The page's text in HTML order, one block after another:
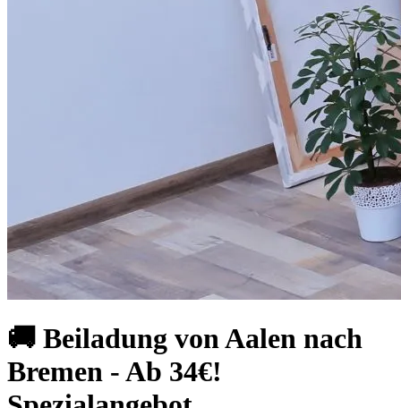
🚚 Beiladung von Aalen nach
Bremen - Ab 34€!